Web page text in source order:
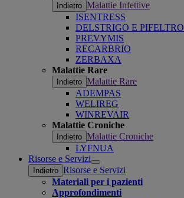
Indietro Malattie Infettive
ISENTRESS
DELSTRIGO E PIFELTRO
PREVYMIS
RECARBRIO
ZERBAXA
Malattie Rare
Indietro Malattie Rare
ADEMPAS
WELIREG
WINREVAIR
Malattie Croniche
Indietro Malattie Croniche
LYFNUA
Risorse e Servizi
Open
submenu
Indietro Risorse e Servizi
Materiali per i pazienti
Approfondimenti